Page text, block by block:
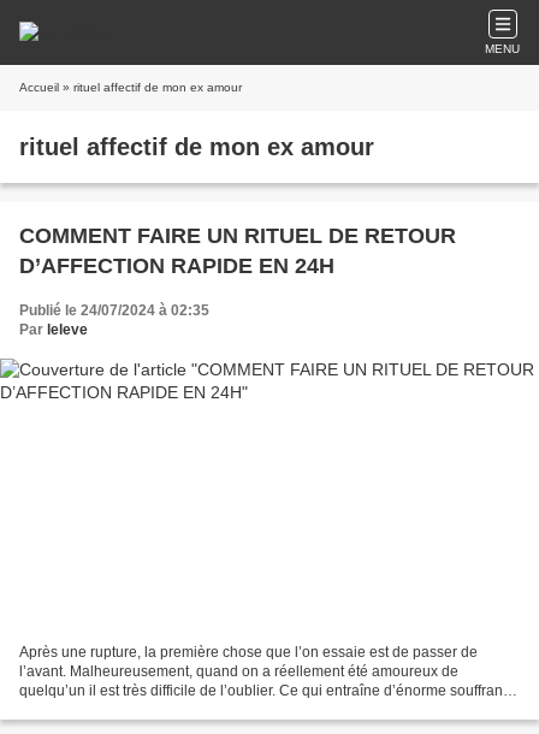
MENU
Accueil » rituel affectif de mon ex amour
rituel affectif de mon ex amour
COMMENT FAIRE UN RITUEL DE RETOUR
D’AFFECTION RAPIDE EN 24H
Publié le 24/07/2024 à 02:35
Par leleve
Après une rupture, la première chose que l’on essaie est de passer de
l’avant. Malheureusement, quand on a réellement été amoureux de
quelqu’un il est très difficile de l’oublier. Ce qui entraîne d’énorme souffrance